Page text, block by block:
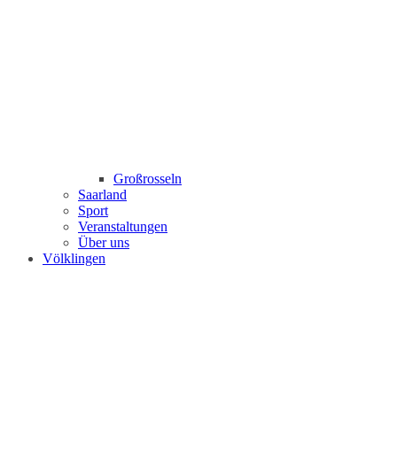
Großrosseln
Saarland
Sport
Veranstaltungen
Über uns
Völklingen